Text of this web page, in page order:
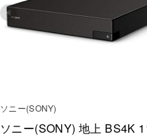
ソニー(SONY)
ソニー(SONY) 地上 BS4K